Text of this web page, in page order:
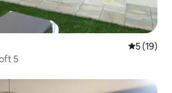
5 de uma
5 (19)
5